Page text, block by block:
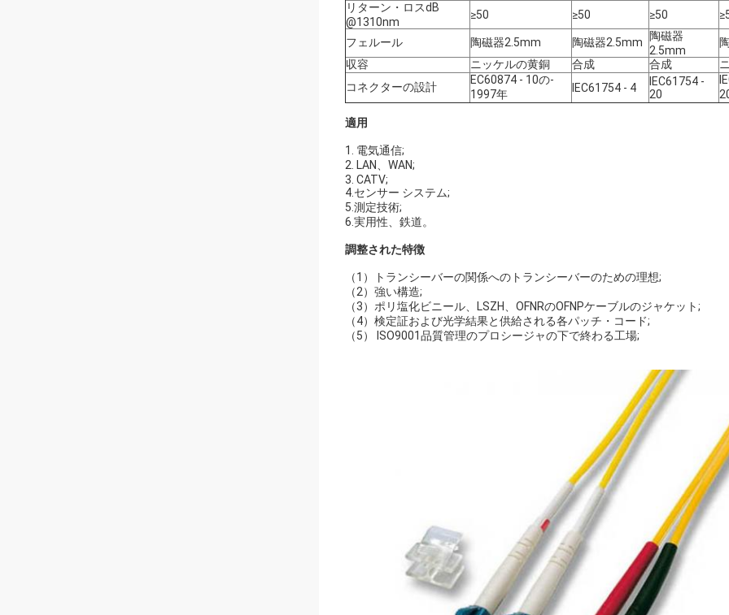
リターン・ロスdB
@1310nm
≥50 ≥50 ≥50
フェルール 陶磁器2.5mm 陶磁器2.5mm
陶磁器
2.5mm
収容
ニッケルの黄銅 合成 合成
コネクターの設計
EC60874 ‐ 10の‐
1997年
IEC61754 ‐ 4
IEC61754 ‐
20
適用
1. 電気通信;
2. LAN、WAN;
3. CATV;
4.センサー システム;
5.測定技術;
6.実用性、鉄道。
調整された特徴
（1）トランシーバーの関係へのトランシーバーのための理想;
（2）強い構造;
（3）ポリ塩化ビニール、LSZH、OFNRのOFNPケーブルのジャケット;
（4）検定証および光学結果と供給される各パッチ・コード;
（5） ISO9001品質管理のプロシージャの下で終わる工場;